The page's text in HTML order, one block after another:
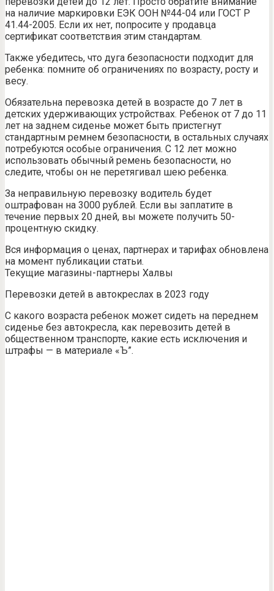
на наличие маркировки ЕЭК ООН №44-04 или ГОСТ Р
41.44-2005. Если их нет, попросите у продавца
сертификат соответствия этим стандартам.
Также убедитесь, что дуга безопасности подходит для
ребенка: помните об ограничениях по возрасту, росту и
весу.
Обязательна перевозка детей в возрасте до 7 лет в
детских удерживающих устройствах. Ребенок от 7 до 11
лет на заднем сиденье может быть пристегнут
стандартным ремнем безопасности, в остальных случаях
потребуются особые ограничения. С 12 лет можно
использовать обычный ремень безопасности, но
следите, чтобы он не перетягивал шею ребенка.
За неправильную перевозку водитель будет
оштрафован на 3000 рублей. Если вы заплатите в
течение первых 20 дней, вы можете получить 50-
процентную скидку.
Вся информация о ценах, партнерах и тарифах обновлена
​​на момент публикации статьи.
Текущие магазины-партнеры Халвы
Перевозки детей в автокреслах в 2023 году
С какого возраста ребенок может сидеть на переднем
сиденье без автокресла, как перевозить детей в
общественном транспорте, какие есть исключения и
штрафы — в материале «Ъ”.